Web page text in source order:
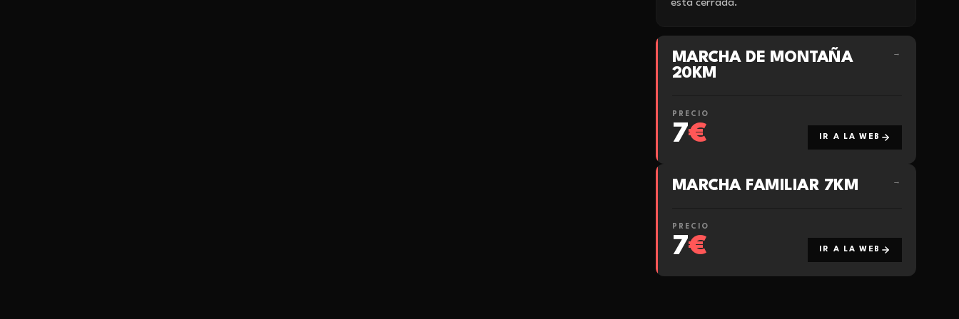
está cerrada.
MARCHA DE MONTAÑA
20KM
→
PRECIO
7€ IR A LA WEB
MARCHA FAMILIAR 7KM →
PRECIO
7€ IR A LA WEB